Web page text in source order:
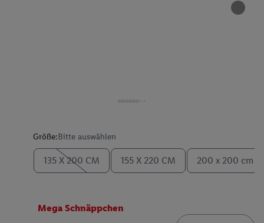
Größe:Bitte auswählen
135 X 200 CM 155 X 220 CM 200 x 200 cm
Mega Schnäppchen